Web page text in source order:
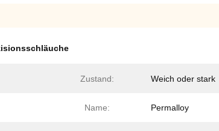
Zustand: Weich oder stark
Name: Permalloy